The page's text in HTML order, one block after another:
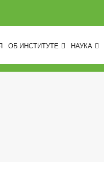
ОБ ИНСТИТУТЕ НАУКА